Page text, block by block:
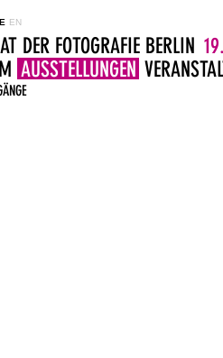
EN
DER FOTOGRAFIE BERLIN
AUSSTELLUNGEN